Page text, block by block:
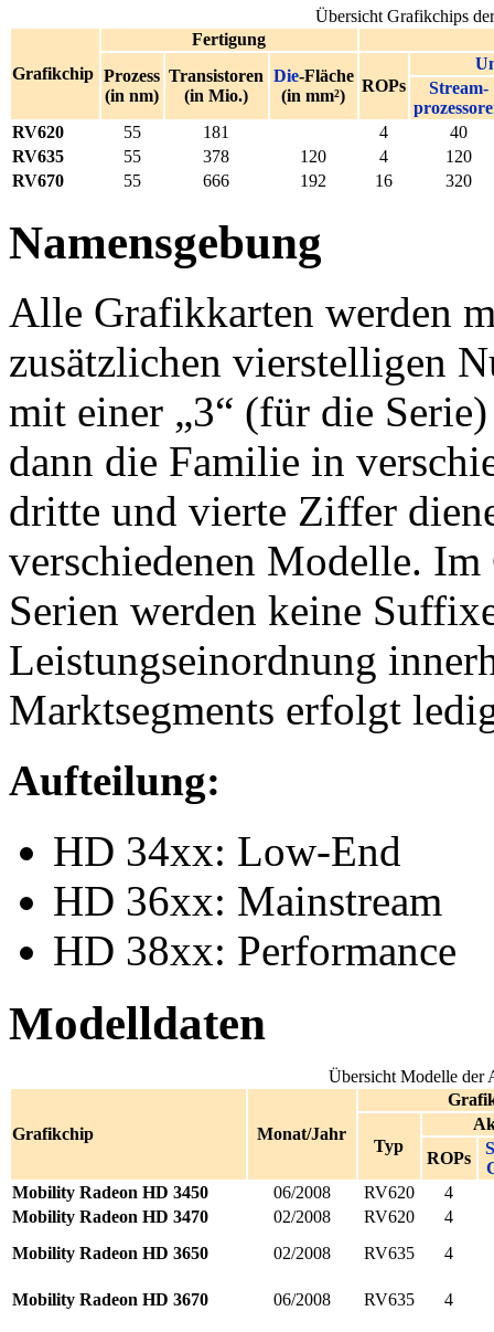
Übersicht Grafikchips
Grafikchip
Fertigung
Prozess
(in nm)
Transistoren
(in Mio.)
Die-Fläche
(in mm²)
ROPs
Stream-
RV620
55 181 4
40
RV635
55 378 120 4
120
RV670
55 666 192 16 320
Namensgebung
Alle Grafikkarten werden
zusätzlichen vierstelligen
mit einer „3“ (für die
dann die Familie in
dritte und vierte Ziffer
verschiedenen Modelle. Im
Serien werden keine
Leistungseinordnung
Marktsegments erfolgt
Aufteilung:
HD 34xx: Low-End
HD 36xx: Mainstream
HD 38xx: Performance
Modelldaten
Übersicht Modelle der
Grafikchip Monat/Jahr
Typ
ROPs
Mobility Radeon HD 3450
06/2008 RV620
4
Mobility Radeon HD 3470
02/2008 RV620
4
Mobility Radeon HD 3650
02/2008 RV635 4
Mobility Radeon HD 3670 06/2008 RV635 4